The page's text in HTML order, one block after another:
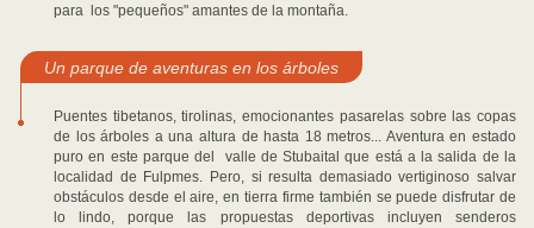
para los "pequeños" amantes de la montaña.
Un parque de aventuras en los árboles
Puentes tibetanos, tirolinas, emocionantes pasarelas sobre las copas
de los árboles a una altura de hasta 18 metros... Aventura en estado
puro en este parque del valle de Stubaital que está a la salida de la
localidad de Fulpmes. Pero, si resulta demasiado vertiginoso salvar
obstáculos desde el aire, en tierra firme también se puede disfrutar de
lo lindo, porque las propuestas deportivas incluyen senderos